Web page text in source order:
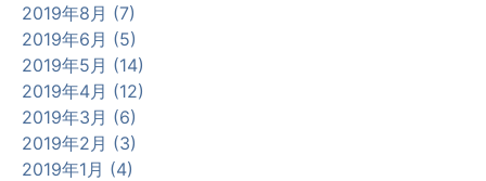
2019年8月 (7)
2019年6月 (5)
2019年5月 (14)
2019年4月 (12)
2019年3月 (6)
2019年2月 (3)
2019年1月 (4)